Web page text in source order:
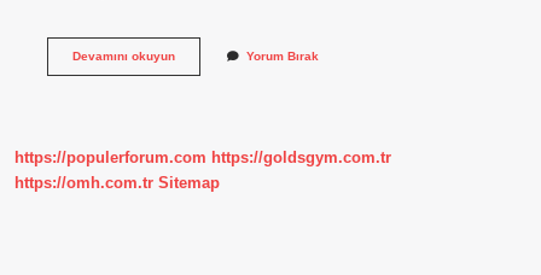
Devamını okuyunFormel
Yorum Bırak
https://populerforum.com https://goldsgym.com.tr
https://omh.com.tr Sitemap